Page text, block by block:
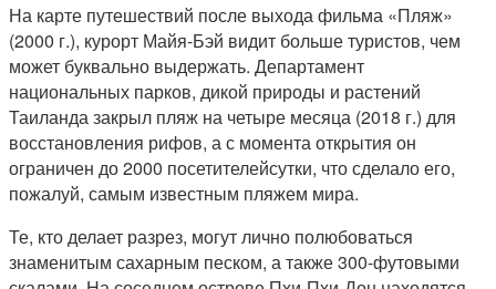
На карте путешествий после выхода фильма «Пляж»
(2000 г.), курорт Майя-Бэй видит больше туристов, чем
может буквально выдержать. Департамент
национальных парков, дикой природы и растений
Таиланда закрыл пляж на четыре месяца (2018 г.) для
восстановления рифов, а с момента открытия он
ограничен до 2000 посетителейсутки, что сделало его,
пожалуй, самым известным пляжем мира.
Те, кто делает разрез, могут лично полюбоваться
знаменитым сахарным песком, а также 300-футовыми